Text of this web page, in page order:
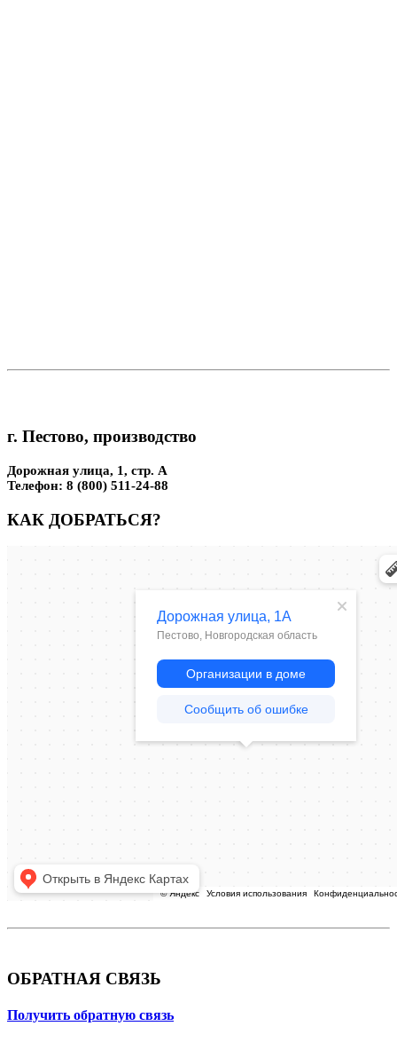
г. Пестово, производство
Дорожная улица, 1, стр. А
Телефон: 8 (800) 511-24-88
КАК ДОБРАТЬСЯ?
ОБРАТНАЯ СВЯЗЬ
Получить обратную связь